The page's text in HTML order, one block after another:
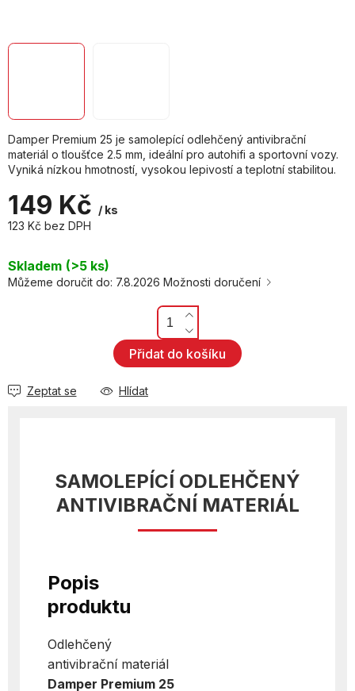
149 Kč / ks
123 Kč bez DPH
cena:
Skladem (>5 ks)
Můžeme doručit do: 7.8.2026 Možnosti doručení
Přidat do košíku
Damper Premium 25 je samolepící odlehčený antivibrační
materiál o tloušťce 2.5 mm, ideální pro autohifi a sportovní vozy.
Vyniká nízkou hmotností, vysokou lepivostí a teplotní stabilitou.
Zeptat se Hlídat
SAMOLEPÍCÍ ODLEHČENÝ
ANTIVIBRAČNÍ MATERIÁL
Popis
produktu
Odlehčený
antivibrační materiál
Damper Premium 25